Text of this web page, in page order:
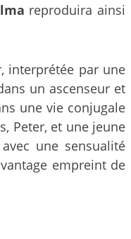
reproduira ainsi
interprétée par une
un ascenseur et
une vie conjugale
Peter, et une jeune
une sensualité
empreint de